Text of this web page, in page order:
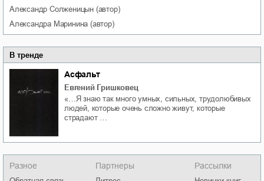
Александр Солженицын (автор)
Александра Маринина (автор)
В тренде
Асфальт
Евгений Гришковец
«…Я знаю так много умных, сильных, трудолюбивых
людей, которые очень сложно живут, которые
страдают …
Разное Партнеры Рассылки